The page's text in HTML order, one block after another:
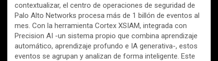
contextualizar, el centro de operaciones de seguridad de
Palo Alto Networks procesa más de 1 billón de eventos al
mes. Con la herramienta Cortex XSIAM, integrada con
Precision AI -un sistema propio que combina aprendizaje
automático, aprendizaje profundo e IA generativa-, estos
eventos se agrupan y analizan de forma inteligente. Este